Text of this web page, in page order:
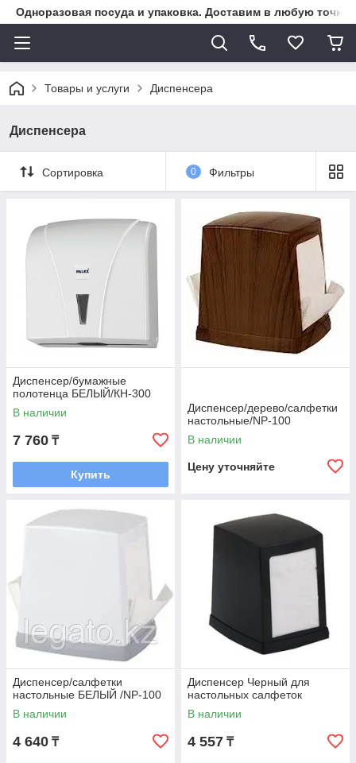
Одноразовая посуда и упаковка. Доставим в любую точку
Товары и услуги Диспенсера
Диспенсера
Сортировка 0 Фильтры
Диспенсер/бумажные
полотенца БЕЛЫЙ/КН-300
В наличии
7 760 ₸
Купить
Диспенсер/дерево/салфетки
настольные/NP-100
В наличии
Цену уточняйте
Диспенсер/салфетки
настольные БЕЛЫЙ /NP-100
В наличии
4 640 ₸
Диспенсер Черный для
настольных салфеток
В наличии
4 557 ₸